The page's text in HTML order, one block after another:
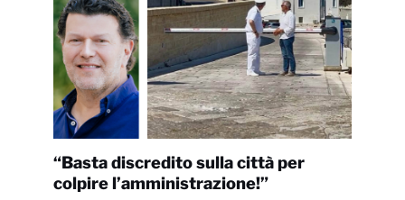
“Basta discredito sulla città per
colpire l’amministrazione!”